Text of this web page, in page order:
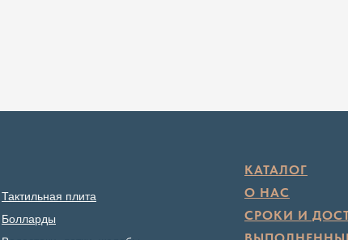
Тактильная плита
Болларды
КАТАЛОГ
О НАС
СРОКИ И